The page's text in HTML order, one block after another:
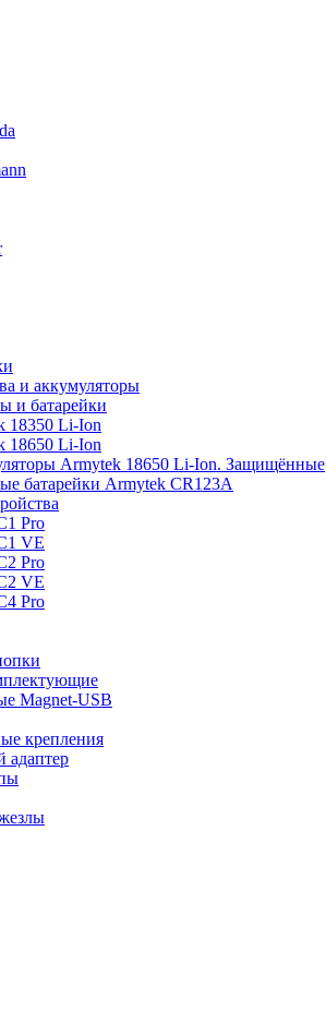
и аккумуляторы
и батарейки
18350 Li-Ion
18650 Li-Ion
Armytek 18650 Li-Ion. Защищённые
батарейки Armytek CR123A
Pro
VE
Pro
VE
Pro
Magnet-USB
крепления
адаптер